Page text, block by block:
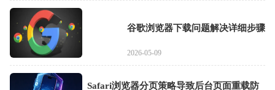
谷歌浏览器下载问题解决详细步骤
2026-05-09
Safari浏览器分页策略导致后台页面重载防